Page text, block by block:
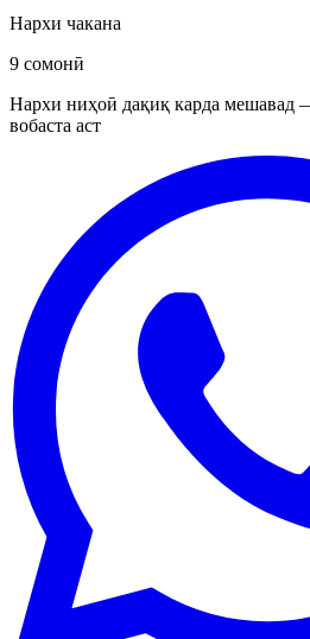
Нархи чакана
9 сомонӣ
Нархи ниҳоӣ дақиқ карда мешавад
вобаста аст